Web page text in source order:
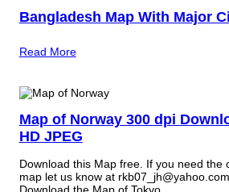
Bangladesh Map With Major
Read More
Map of Norway 300 dpi
HD JPEG
Download this Map free. If you need the
map let us know at rkb07_jh@yahoo.com